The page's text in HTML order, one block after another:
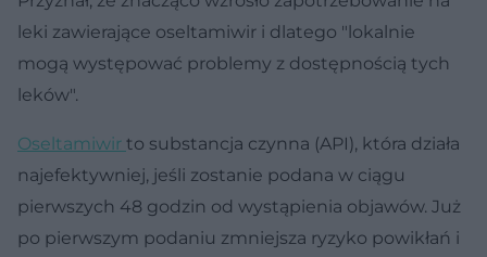
leki zawierające oseltamiwir i dlatego "lokalnie
mogą występować problemy z dostępnością tych
leków".
Oseltamiwir to substancja czynna (API), która działa
najefektywniej, jeśli zostanie podana w ciągu
pierwszych 48 godzin od wystąpienia objawów. Już
po pierwszym podaniu zmniejsza ryzyko powikłań i